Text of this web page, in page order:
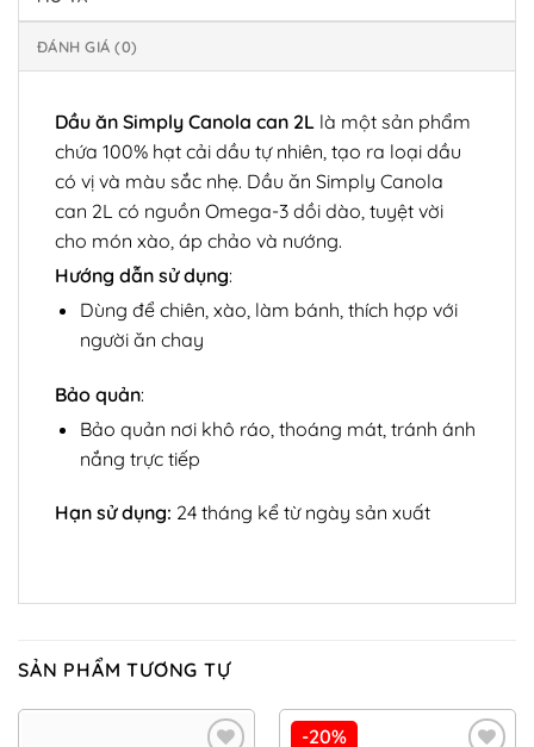
ĐÁNH GIÁ (0)
Dầu ăn Simply Canola can 2L là một sản phẩm
chứa 100% hạt cải dầu tự nhiên, tạo ra loại dầu
có vị và màu sắc nhẹ. Dầu ăn Simply Canola
can 2L có nguồn Omega-3 dồi dào, tuyệt vời
cho món xào, áp chảo và nướng.
Hướng dẫn sử dụng:
Dùng để chiên, xào, làm bánh, thích hợp với
người ăn chay
Bảo quản:
Bảo quản nơi khô ráo, thoáng mát, tránh ánh
nắng trực tiếp
Hạn sử dụng: 24 tháng kể từ ngày sản xuất
SẢN PHẨM TƯƠNG TỰ
-20%